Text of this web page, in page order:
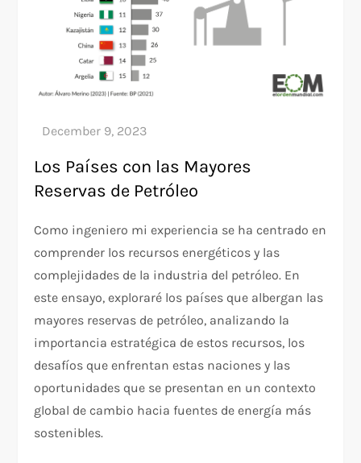
Los Países con las Mayores
Reservas de Petróleo
Como ingeniero mi experiencia se ha centrado en
comprender los recursos energéticos y las
complejidades de la industria del petróleo. En
este ensayo, exploraré los países que albergan las
mayores reservas de petróleo, analizando la
importancia estratégica de estos recursos, los
desafíos que enfrentan estas naciones y las
oportunidades que se presentan en un contexto
global de cambio hacia fuentes de energía más
sostenibles.